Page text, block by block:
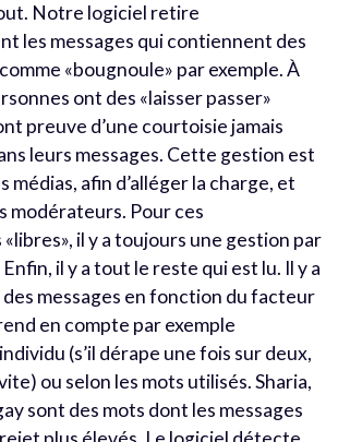
Notre logiciel retire
les messages qui contiennent des
«bougnoule» par exemple. À
ont des «laisser passer»
preuve d’une courtoisie jamais
leurs messages. Cette gestion est
médias, afin d’alléger la charge, et
modérateurs. Pour ces
il y a toujours une gestion par
il y a tout le reste qui est lu. Il y a
messages en fonction du facteur
en compte par exemple
(s’il dérape une fois sur deux,
ou selon les mots utilisés. Sharia,
sont des mots dont les messages